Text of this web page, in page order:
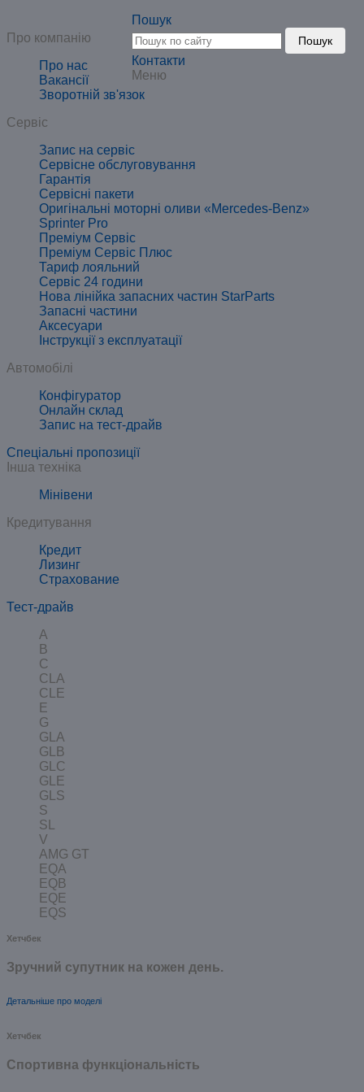
Пошук
Пошук
Контакти
Меню
Про компанію
Про нас
Вакансії
Зворотній зв'язок
Сервіс
Запис на сервіс
Сервісне обслуговування
Гарантія
Сервісні пакети
Оригінальні моторні оливи «Mercedes-Benz»
Sprinter Pro
Преміум Сервіс
Преміум Сервіс Плюс
Тариф лояльний
Сервіс 24 години
Нова лінійка запасних частин StarParts
Запасні частини
Аксесуари
Інструкції з експлуатації
Автомобілі
Конфігуратор
Онлайн склад
Запис на тест-драйв
Спеціальні пропозиції
Інша техніка
Мінівени
Кредитування
Кредит
Лизинг
Страхование
Тест-драйв
A
B
C
CLA
CLE
E
G
GLA
GLB
GLC
GLE
GLS
S
SL
V
AMG GT
EQA
EQB
EQE
EQS
Хетчбек
Зручний супутник на кожен день.
Детальніше про моделі
Хетчбек
Спортивна функціональність